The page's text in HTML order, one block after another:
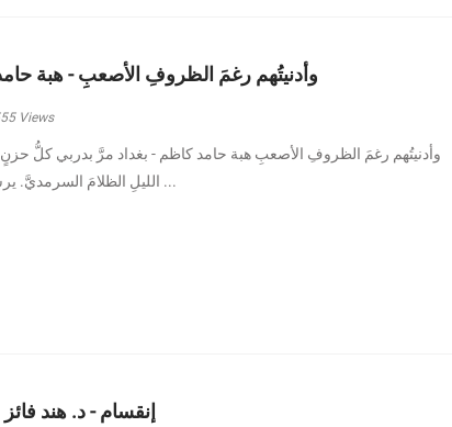
وأدنيتُهم رغمَ الظروفِ الأصعبِ - هبة
Views
الليلِ الظلامَ السرمديَّ. يرسمُ نفسًا قد عرف ...
إنقسام - د. هند